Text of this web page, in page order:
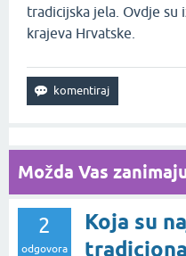
tradicijska jela. Ovdje su
krajeva Hrvatske.
Možda Vas
2
odgovora
Koja su